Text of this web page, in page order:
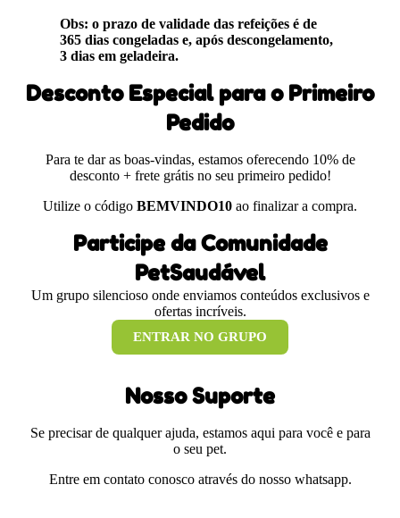
Obs: o prazo de validade das refeições é de
365 dias congeladas e, após descongelamento,
3 dias em geladeira.
Desconto Especial para o Primeiro
Pedido
Para te dar as boas-vindas, estamos oferecendo 10% de
desconto + frete grátis no seu primeiro pedido!
Utilize o código BEMVINDO10 ao finalizar a compra.
Participe da Comunidade
PetSaudável
Um grupo silencioso onde enviamos conteúdos exclusivos e
ofertas incríveis.
ENTRAR NO GRUPO
Nosso Suporte
Se precisar de qualquer ajuda, estamos aqui para você e para
o seu pet.
Entre em contato conosco através do nosso whatsapp.